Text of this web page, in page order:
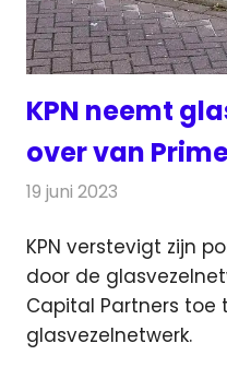
KPN neemt
over van
19 juni 2023
KPN verstevigt zijn
door de
Capital Partners toe
glasvezelnetwerk.